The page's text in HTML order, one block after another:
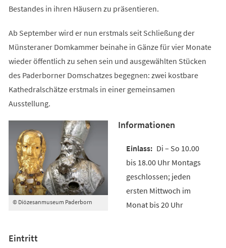
Bestandes in ihren Häusern zu präsentieren.
Ab September wird er nun erstmals seit Schließung der
Münsteraner Domkammer beinahe in Gänze für vier Monate
wieder öffentlich zu sehen sein und ausgewählten Stücken
des Paderborner Domschatzes begegnen: zwei kostbare
Kathedralschätze erstmals in einer gemeinsamen
Ausstellung.
© Diözesanmuseum Paderborn
Informationen
Di – So 10.00
bis 18.00 Uhr Montags
geschlossen; jeden
ersten Mittwoch im
Monat bis 20 Uhr
Eintritt